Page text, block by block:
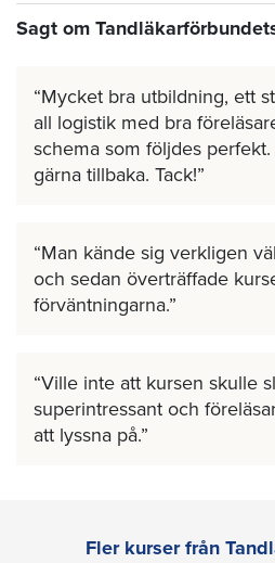
Sagt om
Mycket bra utbildning, ett
all logistik med bra
schema som följdes
gärna tillbaka. Tack!
Man kände sig verkligen
och sedan överträffade
förväntningarna.
Ville inte att kursen skulle
superintressant och
att lyssna på.
Fler kurser från